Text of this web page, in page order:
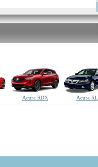
Acura RDX Acura RL